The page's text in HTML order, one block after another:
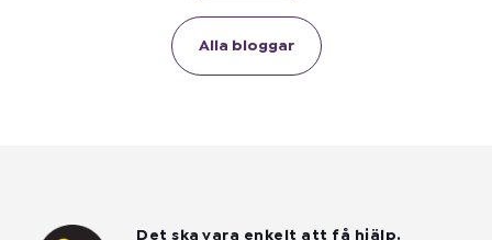
Alla bloggar
Det ska vara enkelt att få hjälp.